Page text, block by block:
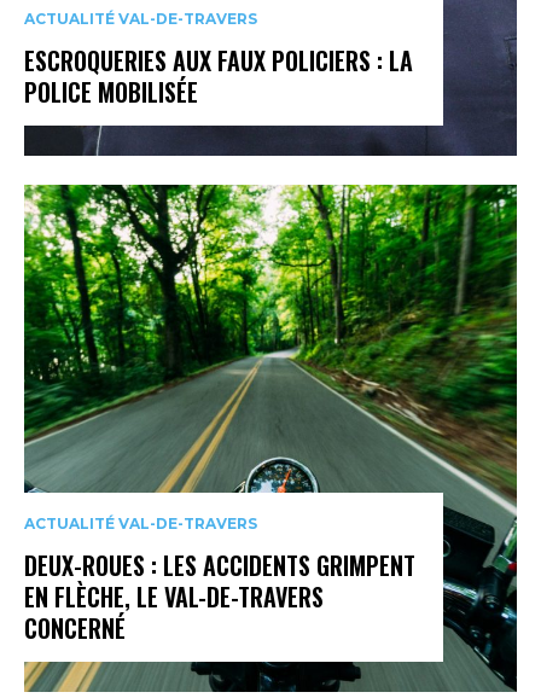
ACTUALITÉ VAL-DE-TRAVERS
ESCROQUERIES AUX FAUX POLICIERS : LA
POLICE MOBILISÉE
ACTUALITÉ VAL-DE-TRAVERS
DEUX-ROUES : LES ACCIDENTS GRIMPENT
EN FLÈCHE, LE VAL-DE-TRAVERS
CONCERNÉ